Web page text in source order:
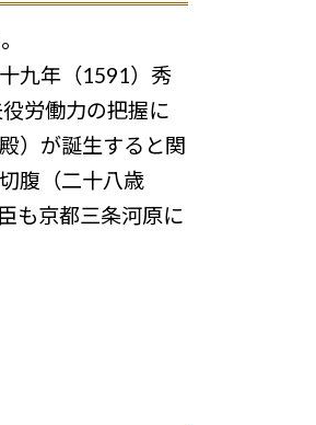
九年（1591）秀
労働力の把握に
）が誕生すると関
腹（二十八歳
も京都三条河原に